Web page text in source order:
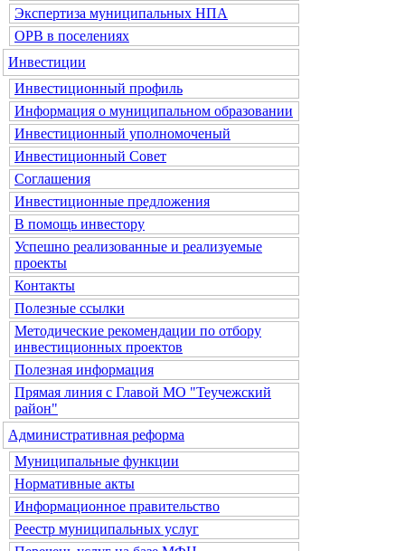
Экспертиза муниципальных НПА
ОРВ в поселениях
Инвестиции
Инвестиционный профиль
Информация о муниципальном образовании
Инвестиционный уполномоченый
Инвестиционный Совет
Соглашения
Инвестиционные предложения
В помощь инвестору
Успешно реализованные и реализуемые
проекты
Контакты
Полезные ссылки
Методические рекомендации по отбору
инвестиционных проектов
Полезная информация
Прямая линия с Главой МО "Теучежский
район"
Административная реформа
Муниципальные функции
Нормативные акты
Информационное правительство
Реестр муниципальных услуг